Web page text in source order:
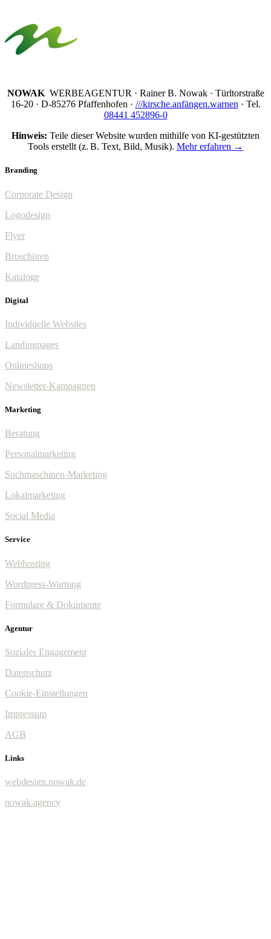
NOWAKWERBEAGENTUR · Rainer B. Nowak · Türltorstraße
16-20 · D-85276 Pfaffenhofen · ///kirsche.anfängen.warnen · Tel.
08441 452896-0
Hinweis: Teile dieser Website wurden mithilfe von KI-gestützten
Tools erstellt (z. B. Text, Bild, Musik). Mehr erfahren →
Branding
Corporate Design
Logodesign
Flyer
Broschüren
Kataloge
Digital
Individuelle Websites
Landingpages
Onlineshops
Newsletter-Kampagnen
Marketing
Beratung
Personalmarketing
Suchmaschinen-Marketing
Lokalmarketing
Social Media
Service
Webhosting
Wordpress-Wartung
Formulare & Dokumente
Agentur
Soziales Engagement
Datenschutz
Cookie-Einstellungen
Impressum
AGB
Links
webdesign.nowak.de
nowak.agency